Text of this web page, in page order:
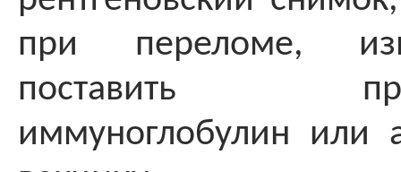
при переломе,
поставить
иммуноглобулин или